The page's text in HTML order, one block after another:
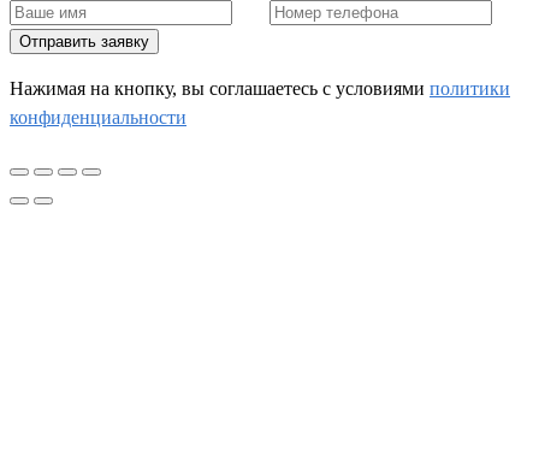
Отправить заявку
Нажимая на кнопку, вы соглашаетесь c условиями политики
конфиденциальности